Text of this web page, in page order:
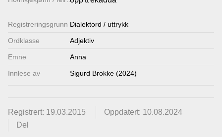
Registrerings­grunn Dialektord / uttrykk
Ordklasse Adjektiv
Emne Anna
Innlese av Sigurd Brokke (2024)
Registrert: 19.03.2015
Oppdatert: 10.08.2024
Del